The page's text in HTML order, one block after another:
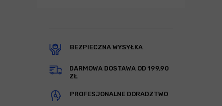
BEZPIECZNA WYSYŁKA
DARMOWA DOSTAWA OD 199,90
ZŁ
PROFESJONALNE DORADZTWO